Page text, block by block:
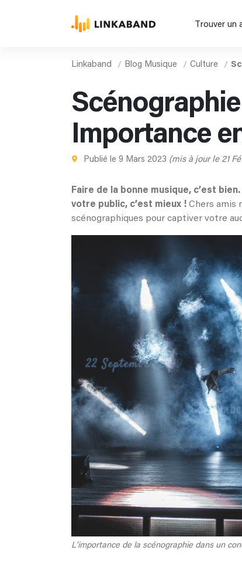
Trouver un
Linkaband Blog Musique Culture
Importance
Publié le 9 Mars 2023 (mis à jour le 21
Faire de la bonne musique, c’est
votre public, c’est mieux ! Chers amis
scénographiques pour captiver votre
L'importance de la scénographie dans un